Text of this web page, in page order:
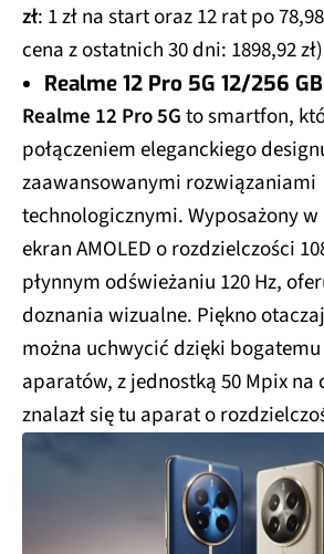
zł: 1 zł na start oraz 12 rat po
cena z ostatnich 30 dni: 1898,92
Realme 12 Pro 5G 12/256 GB
Realme 12 Pro 5Gto smartfon,
połączeniem eleganckiego
zaawansowanymi rozwiązaniami
technologicznymi. Wyposażony
ekran AMOLED o rozdzielczości
płynnym odświeżaniu 120 Hz,
doznania wizualne. Piękno
można uchwycić dzięki
aparatów, z jednostką 50 Mpix na
znalazł się tu aparat o